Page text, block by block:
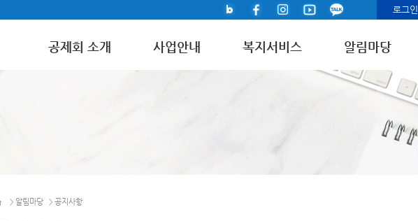
로그인
공제회 소개 사업안내 복지서비스 알림마당
> 알림마당 > 공지사항